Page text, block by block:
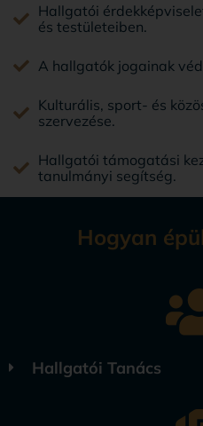
Hallgatói
és testületeiben.
A hallgatók jogainak
Kulturális, sport- és
szervezése.
Hallgatói támogatási
tanulmányi segítség.
Hogyan
Hallgatói Tanács